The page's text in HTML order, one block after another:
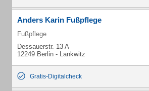
Anders Karin Fußpflege
Fußpflege
Dessauerstr. 13 A
12249 Berlin - Lankwitz
Gratis-Digitalcheck